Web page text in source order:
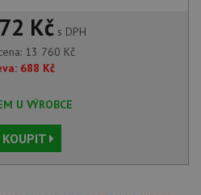
Kč s DPH
13 760 Kč
688 Kč
U VÝROBCE